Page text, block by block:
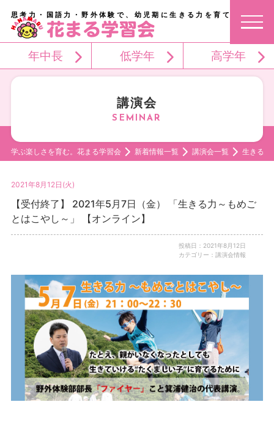
思考力・国語力・野外体験で、幼児期に生きる力を育てる。
年中長 低学年 高学年
講演会
学ぶ楽しさを育む。花まる学習会 新着情報一覧 講演会一覧 生きる力
2021年8月12日(火)
【受付終了】 2021年5月7日（金） 「生きる力～もめご
とはこやし～」 【オンライン】
投稿日：2021年8月12日
カテゴリー：講演会情報